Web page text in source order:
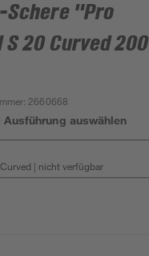
Schere "Pro
20 Curved 200
: 2660668
Ausführung auswählen
| nicht verfügbar